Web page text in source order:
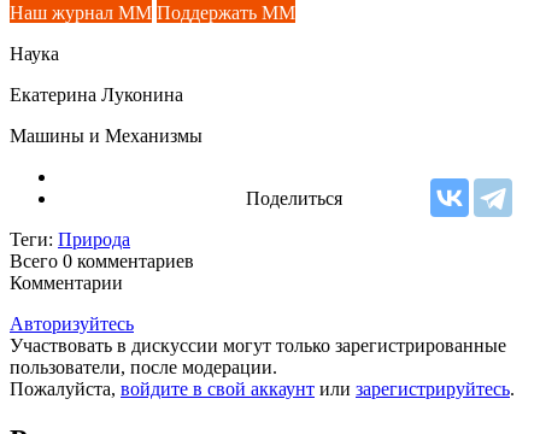
Наш журнал ММ Поддержать ММ
Наука
Екатерина Луконина
Машины и Механизмы
Поделиться
Теги: Природа
Всего 0 комментариев
Комментарии
Авторизуйтесь
Участвовать в дискуссии могут только зарегистрированные
пользователи, после модерации.
Пожалуйста, войдите в свой аккаунт или зарегистрируйтесь.